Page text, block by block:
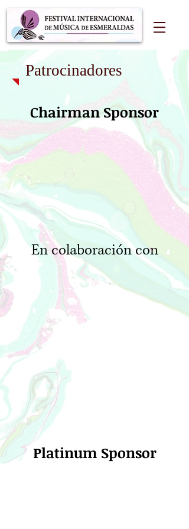
Patrocinadores
Chairman Sponsor
En colaboración con
Platinum Sponsor